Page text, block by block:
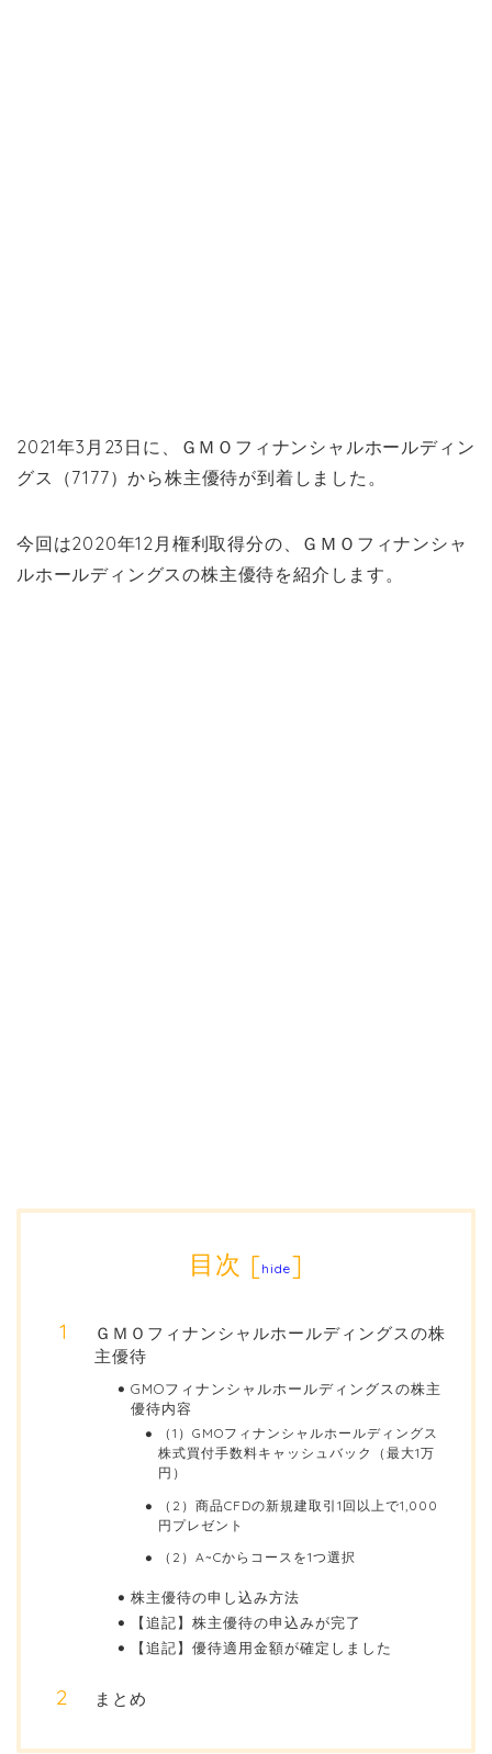
2021年3月23日に、ＧＭＯフィナンシャルホールディン
グス（7177）から株主優待が到着しました。
今回は2020年12月権利取得分の、ＧＭＯフィナンシャ
ルホールディングスの株主優待を紹介します。
目次 [hide]
ＧＭＯフィナンシャルホールディングスの株
主優待
GMOフィナンシャルホールディングスの株主
優待内容
（1）GMOフィナンシャルホールディングス
株式買付手数料キャッシュバック（最大1万
円）
（2）商品CFDの新規建取引1回以上で1,000
円プレゼント
（2）A~Cからコースを1つ選択
株主優待の申し込み方法
【追記】株主優待の申込みが完了
【追記】優待適用金額が確定しました
まとめ